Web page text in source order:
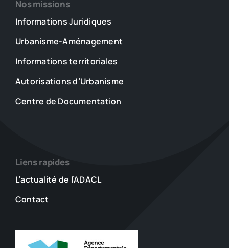
Nos missions
Informations Juridiques
Urbanisme-Aménagement
Informations territoriales
Autorisations d’Urbanisme
Centre de Documentation
Liens rapides
L’actualité de l’ADACL
Contact